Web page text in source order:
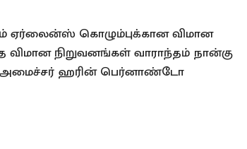
ஏர்லைன்ஸ் கொழும்புக்கான விமான
நிறுவனங்கள் வாராந்தம் நான்கு
அமைச்சர் ஹரின் பெர்னாண்டோ